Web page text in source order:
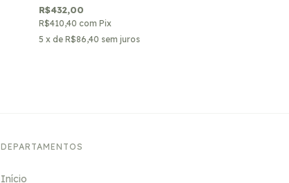
R$432,00
R$410,40 com Pix
5 x de R$86,40 sem juros
DEPARTAMENTOS
Início